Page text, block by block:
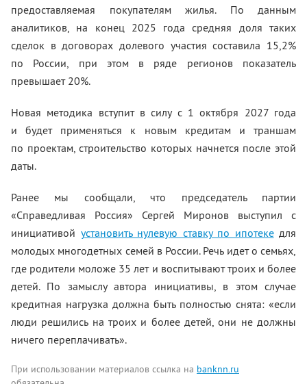
предоставляемая покупателям жилья. По данным
аналитиков, на конец 2025 года средняя доля таких
сделок в договорах долевого участия составила 15,2%
по России, при этом в ряде регионов показатель
превышает 20%.
Новая методика вступит в силу с 1 октября 2027 года
и будет применяться к новым кредитам и траншам
по проектам, строительство которых начнется после этой
даты.
Ранее мы сообщали, что председатель партии
«Справедливая Россия» Сергей Миронов выступил с
инициативой установить нулевую ставку по ипотекедля
молодых многодетных семей в России. Речь идет о семьях,
где родители моложе 35 лет и воспитывают троих и более
детей. По замыслу автора инициативы, в этом случае
кредитная нагрузка должна быть полностью снята: «если
люди решились на троих и более детей, они не должны
ничего переплачивать».
При использовании материалов ссылка на banknn.ru